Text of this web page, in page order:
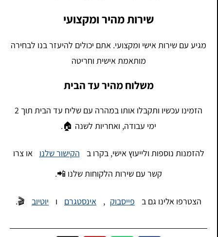
שירות מהיר ומקצועי
מגיע עם שירות אישי ומקצועי. אתם יכולים להיעזר בנו לבחירה
מותאמת אישית וחריטה
משלוח מהיר עד הבית
הזמינו עכשיו ותקבלו אותו במהרה עם שליח עד הבית תוך 2
ימי עבודה, ואחריות לשנה 🏠.
להזמנות נוספות ולייעוץ אישי, בקרו ב הקישור שלנו
או צרו
קשר עם שירות הלקוחות שלנו 📲.
הצטרפו אלינו גם ב פייסבוק , אינסטגרם ו יוטיוב 🎬.